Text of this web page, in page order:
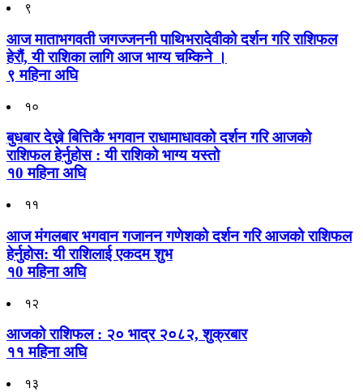
९
आज माताभगवती जगज्जननी पाथिभरादेवीको दर्शन गरि राशिफल
हेरौं, यी राशिका लागि आज भाग्य चम्किने ।
९ महिना अघि
१०
बुधबार देख्ने बित्तिकै भगवान राधामाधावको दर्शन गरि आजको
राशिफल हेर्नुहोस : यी राशिको भाग्य यस्तो
१0 महिना अघि
११
आज मंगलबार भगवान गजानन गणेशको दर्शन गरि आजको राशिफल
हेर्नुहोस: यी राशिलाई एकदम शुभ
१0 महिना अघि
१२
आजको राशिफल : २० भाद्र २०८२, शुक्रबार
११ महिना अघि
१३